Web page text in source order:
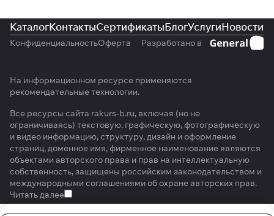
КаталогКонтактыСертификатыБлогУслугиНовости
КонфиденциальностьОферта Разработано в
На информационном ресурсе применяются
рекомендательные технологии.
Все ресурсы сайта rakurs-b.ru, включая (но не
ограничиваясь) текстовую, графическую, фотографическую
и видео информацию, структуру, дизайн и оформление
страниц, доменное имя, фирменное наименование являются
объектами авторского права и прав на интеллектуальную
собственность, защищены российским законодательством и
международными соглашениями об охране авторских прав.
Читать далее